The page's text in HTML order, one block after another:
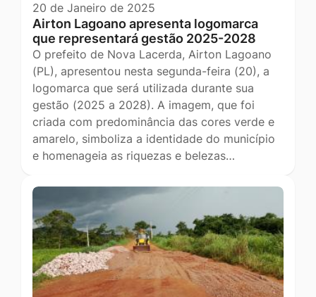
20 de Janeiro de 2025
Airton Lagoano apresenta logomarca
que representará gestão 2025-2028
O prefeito de Nova Lacerda, Airton Lagoano
(PL), apresentou nesta segunda-feira (20), a
logomarca que será utilizada durante sua
gestão (2025 a 2028). A imagem, que foi
criada com predominância das cores verde e
amarelo, simboliza a identidade do município
e homenageia as riquezas e belezas…